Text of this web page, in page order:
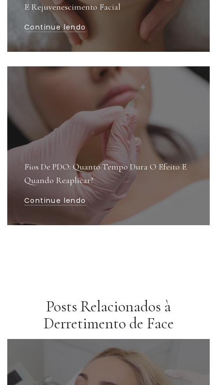
E Rejuvenescimento Facial
Continue lendo
Fios De PDO: Quanto Tempo Dura O Efeito E
Quando Reaplicar?
Continue lendo
Posts Relacionados à
Derretimento de Face